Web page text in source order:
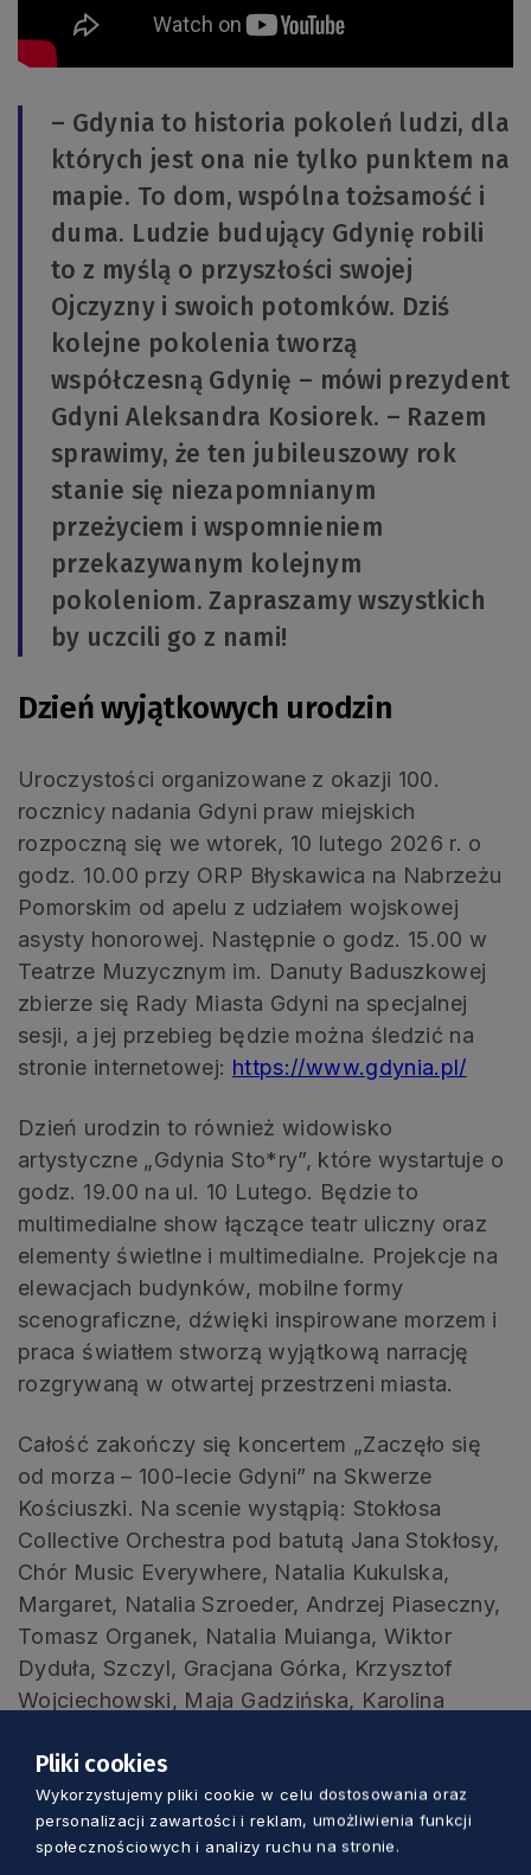
– Gdynia to historia pokoleń ludzi, dla
których jest ona nie tylko punktem na
mapie. To dom, wspólna tożsamość i
duma. Ludzie budujący Gdynię robili
to z myślą o przyszłości swojej
Ojczyzny i swoich potomków. Dziś
kolejne pokolenia tworzą
współczesną Gdynię – mówi prezydent
Gdyni Aleksandra Kosiorek. – Razem
sprawimy, że ten jubileuszowy rok
stanie się niezapomnianym
przeżyciem i wspomnieniem
przekazywanym kolejnym
pokoleniom. Zapraszamy wszystkich
by uczcili go z nami!
Dzień wyjątkowych urodzin
Uroczystości organizowane z okazji 100.
rocznicy nadania Gdyni praw miejskich
rozpoczną się we wtorek, 10 lutego 2026 r. o
godz. 10.00 przy ORP Błyskawica na Nabrzeżu
Pomorskim od apelu z udziałem wojskowej
asysty honorowej. Następnie o godz. 15.00 w
Teatrze Muzycznym im. Danuty Baduszkowej
zbierze się Rady Miasta Gdyni na specjalnej
sesji, a jej przebieg będzie można śledzić na
stronie internetowej: https://www.gdynia.pl/
Dzień urodzin to również widowisko
artystyczne „Gdynia Sto*ry”, które wystartuje o
godz. 19.00 na ul. 10 Lutego. Będzie to
multimedialne show łączące teatr uliczny oraz
elementy świetlne i multimedialne. Projekcje na
elewacjach budynków, mobilne formy
scenograficzne, dźwięki inspirowane morzem i
praca światłem stworzą wyjątkową narrację
rozgrywaną w otwartej przestrzeni miasta.
Całość zakończy się koncertem „Zaczęło się
od morza – 100-lecie Gdyni” na Skwerze
Kościuszki. Na scenie wystąpią: Stokłosa
Collective Orchestra pod batutą Jana Stokłosy,
Chór Music Everywhere, Natalia Kukulska,
Margaret, Natalia Szroeder, Andrzej Piaseczny,
Tomasz Organek, Natalia Muianga, Wiktor
Dyduła, Szczyl, Gracjana Górka, Krzysztof
Wojciechowski, Maja Gadzińska, Karolina
Starowicz.
Artyści zaśpiewają swoje największe przeboje
oraz symboliczne utwory w specjalnych
Pliki cookies
Wykorzystujemy pliki cookie w celu dostosowania oraz
personalizacji zawartości i reklam, umożliwienia funkcji
społecznościowych i analizy ruchu na stronie.